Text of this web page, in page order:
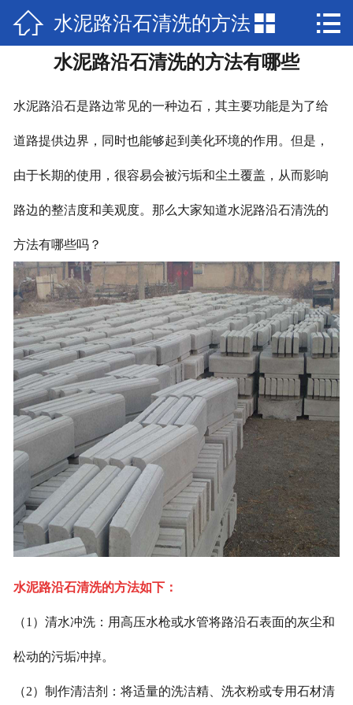
 网站首页
产品展示
新闻中心
检验报告
关于兴圣
视频中心
在线留言
联系我们
 水泥路沿石清洗的方法
有哪些
 
水泥路沿石清洗的方法有哪些
水泥路沿石是路边常见的一种边石，其主要功能是为了给
道路提供边界，同时也能够起到美化环境的作用。但是，
由于长期的使用，很容易会被污垢和尘土覆盖，从而影响
路边的整洁度和美观度。那么大家知道水泥路沿石清洗的
方法有哪些吗？
水泥路沿石清洗的方法如下：
（1）清水冲洗：用高压水枪或水管将路沿石表面的灰尘和
松动的污垢冲掉。
（2）制作清洁剂：将适量的洗洁精、洗衣粉或专用石材清